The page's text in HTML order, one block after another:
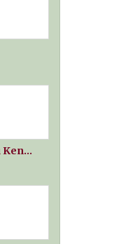
Ken…